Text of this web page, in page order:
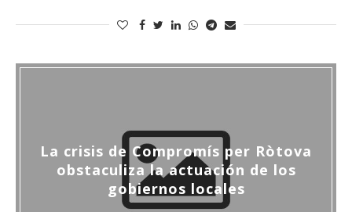
La crisis de Compromís per Ròtova
obstaculiza la actuación de los
gobiernos locales